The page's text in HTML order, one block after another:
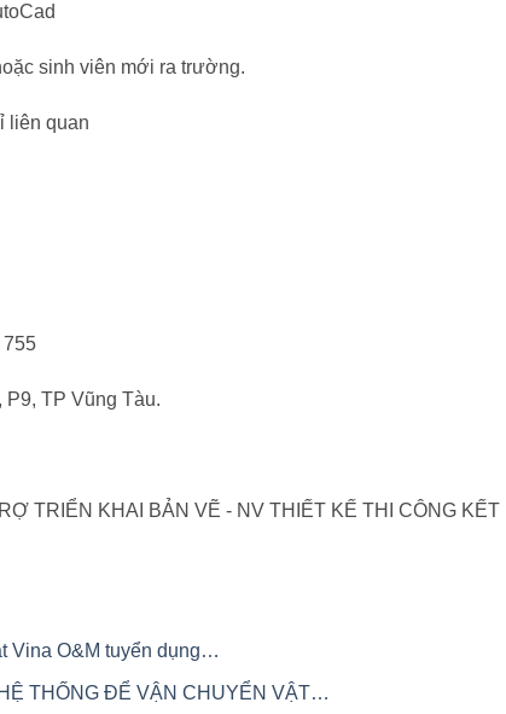
sinh viên mới ra trường.
liên quan
755
TP Vũng Tàu.
Vina O&M tuyển dụng…
THỐNG ĐỂ VẬN CHUYỂN VẬT…